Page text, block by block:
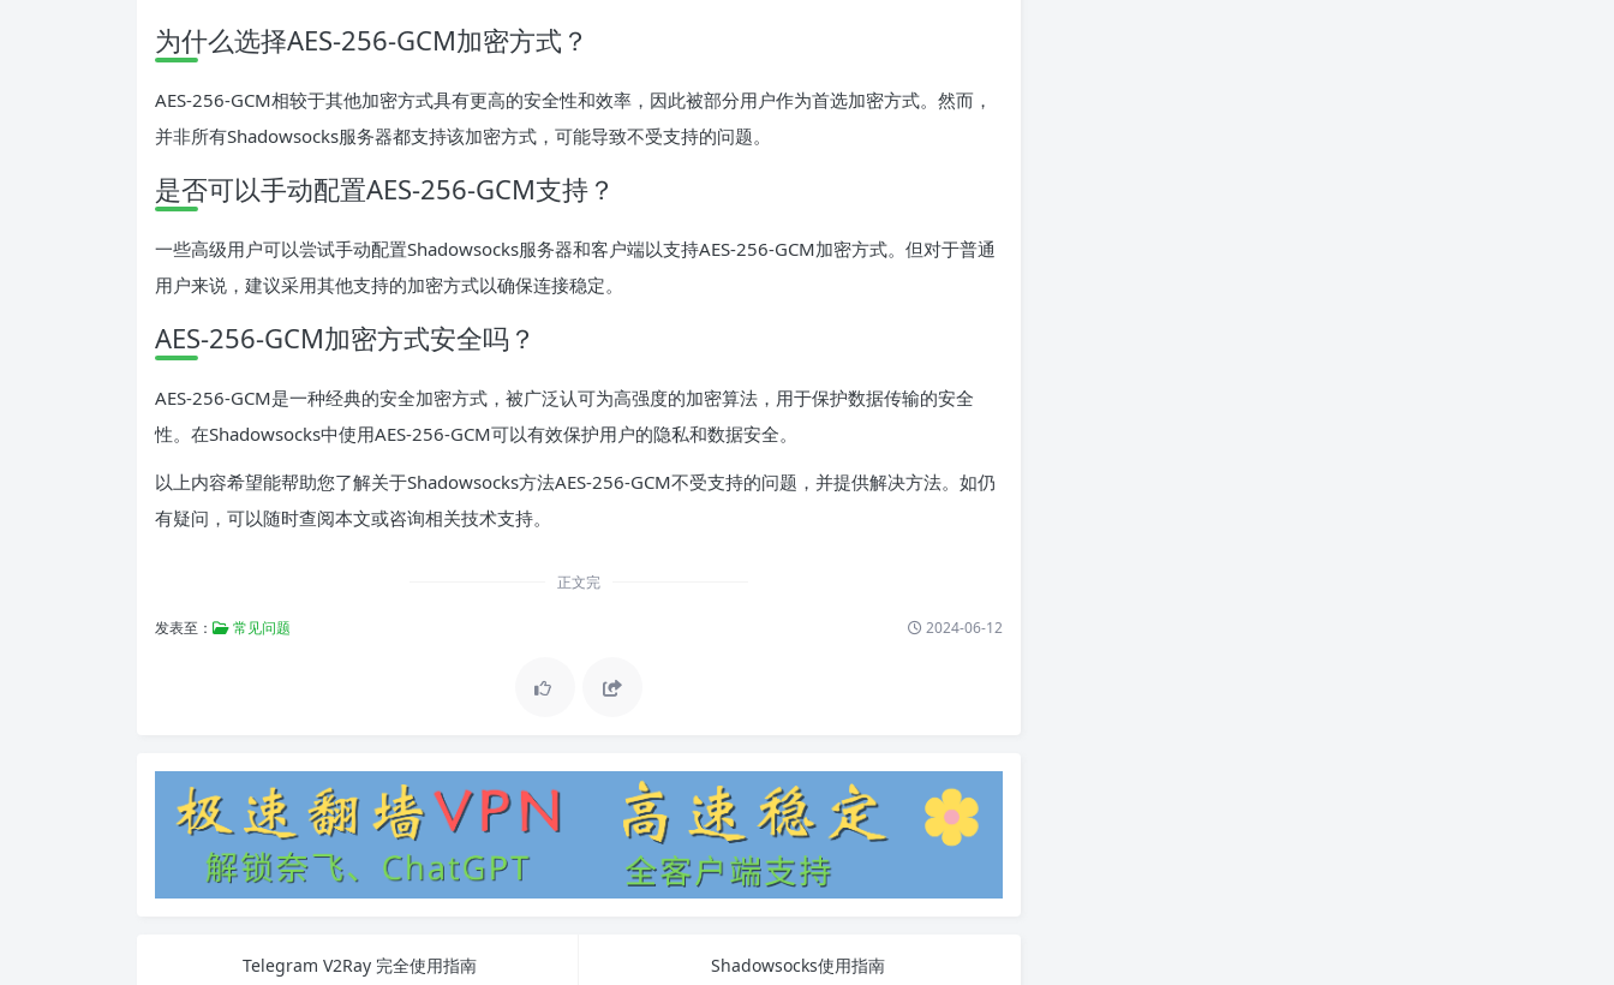
为什么选择AES-256-GCM加密方式？
AES-256-GCM相较于其他加密方式具有更高的安全性和效率，因此被部分用户作为首选加密方式。然而，
并非所有Shadowsocks服务器都支持该加密方式，可能导致不受支持的问题。
是否可以手动配置AES-256-GCM支持？
一些高级用户可以尝试手动配置Shadowsocks服务器和客户端以支持AES-256-GCM加密方式。但对于普通
用户来说，建议采用其他支持的加密方式以确保连接稳定。
AES-256-GCM加密方式安全吗？
AES-256-GCM是一种经典的安全加密方式，被广泛认可为高强度的加密算法，用于保护数据传输的安全
性。在Shadowsocks中使用AES-256-GCM可以有效保护用户的隐私和数据安全。
以上内容希望能帮助您了解关于Shadowsocks方法AES-256-GCM不受支持的问题，并提供解决方法。如仍
有疑问，可以随时查阅本文或咨询相关技术支持。
正文完
发表至： 常见问题 2024-06-12
Telegram V2Ray 完全使用指南
Shadowsocks使用指南